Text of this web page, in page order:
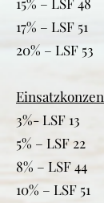
17% – LSF 51
20% – LSF 53
3%- LSF 13
5% – LSF 22
8% – LSF 44
10% – LSF 51